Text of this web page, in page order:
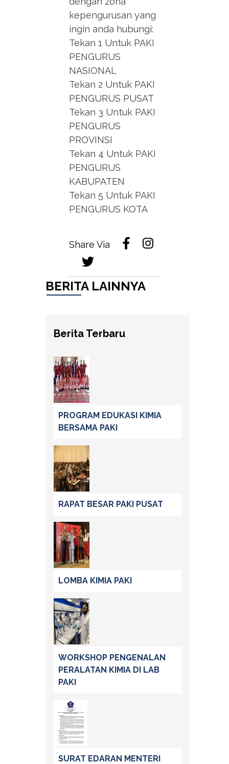
kepengurusan yang
ingin anda hubungi:
Tekan 1 Untuk PAKI
PENGURUS
NASIONAL
Tekan 2 Untuk PAKI
PENGURUS PUSAT
Tekan 3 Untuk PAKI
PENGURUS
PROVINSI
Tekan 4 Untuk PAKI
PENGURUS
KABUPATEN
Tekan 5 Untuk PAKI
PENGURUS KOTA
Share Via
BERITA LAINNYA
Berita Terbaru
PROGRAM EDUKASI KIMIA
BERSAMA PAKI
RAPAT BESAR PAKI PUSAT
LOMBA KIMIA PAKI
WORKSHOP PENGENALAN
PERALATAN KIMIA DI LAB
PAKI
SURAT EDARAN MENTERI